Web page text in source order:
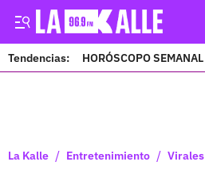
Tendencias: HORÓSCOPO SEMANAL
La Kalle / Entretenimiento / Virales